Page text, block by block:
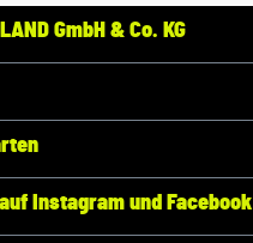
GmbH & Co. KG
Instagram und Facebook